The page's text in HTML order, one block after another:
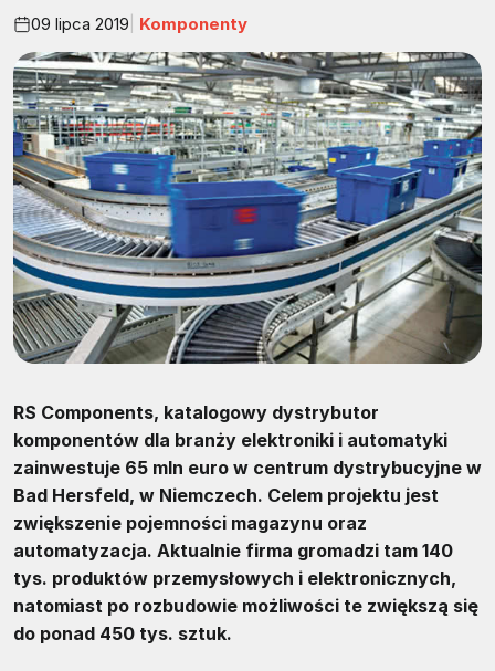
09 lipca 2019 Komponenty
RS Components, katalogowy dystrybutor
komponentów dla branży elektroniki i automatyki
zainwestuje 65 mln euro w centrum dystrybucyjne w
Bad Hersfeld, w Niemczech. Celem projektu jest
zwiększenie pojemności magazynu oraz
automatyzacja. Aktualnie firma gromadzi tam 140
tys. produktów przemysłowych i elektronicznych,
natomiast po rozbudowie możliwości te zwiększą się
do ponad 450 tys. sztuk.